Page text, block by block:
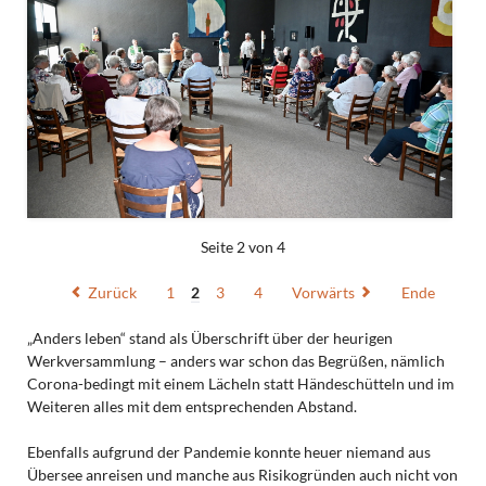
Seite 2 von 4
Zurück 1 2 3 4 Vorwärts Ende
„Anders leben“ stand als Überschrift über der heurigen
Werkversammlung – anders war schon das Begrüßen, nämlich
Corona-bedingt mit einem Lächeln statt Händeschütteln und im
Weiteren alles mit dem entsprechenden Abstand.
Ebenfalls aufgrund der Pandemie konnte heuer niemand aus
Übersee anreisen und manche aus Risikogründen auch nicht von